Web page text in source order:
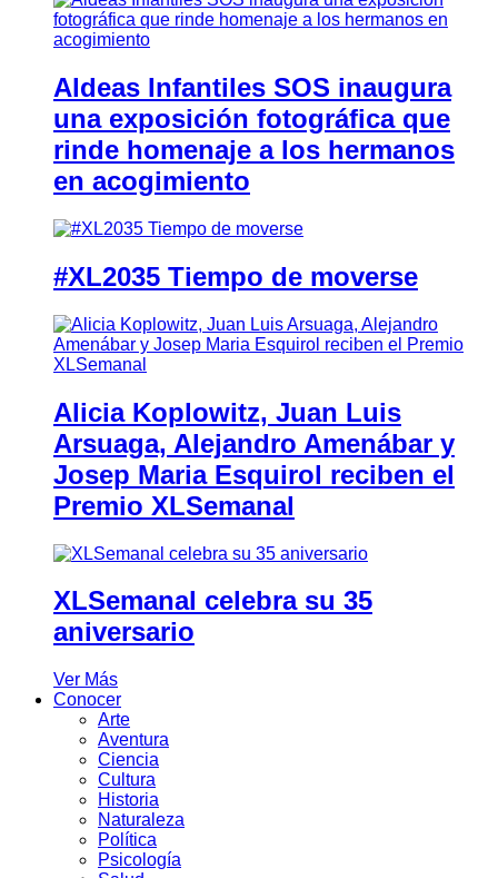
Aldeas Infantiles SOS inaugura
una exposición fotográfica que
rinde homenaje a los hermanos
en acogimiento
#XL2035 Tiempo de moverse
Alicia Koplowitz, Juan Luis
Arsuaga, Alejandro Amenábar y
Josep Maria Esquirol reciben el
Premio XLSemanal
XLSemanal celebra su 35
aniversario
Ver Más
Conocer
Arte
Aventura
Ciencia
Cultura
Historia
Naturaleza
Política
Psicología